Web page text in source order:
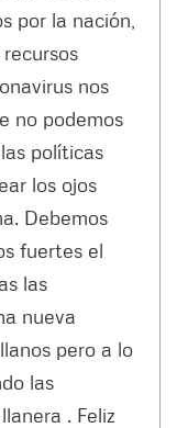
por la nación,
nos
no podemos
políticas
los ojos
Debemos
fuertes el
las
nueva
pero a lo
las
. Feliz